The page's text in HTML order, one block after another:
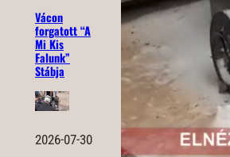
Vácon
forgatott “A
Mi Kis
Falunk”
Stábja
2026-07-30